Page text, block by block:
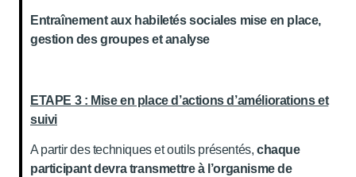
Entraînement aux habiletés sociales mise en place,
gestion des groupes et analyse
ETAPE 3 : Mise en place d’actions d’améliorations et
suivi
A partir des techniques et outils présentés, chaque
participant devra transmettre à l’organisme de